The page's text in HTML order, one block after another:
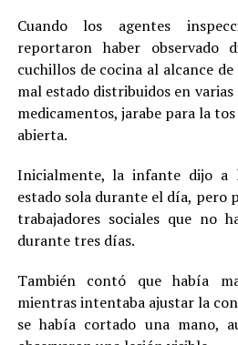
Cuando los agentes
reportaron haber observado
cuchillos de cocina al alcance
mal estado distribuidos en
medicamentos, jarabe para la
abierta.
Inicialmente, la infante dijo a
estado sola durante el día, pero
trabajadores sociales que no
durante tres días.
También contó que había
mientras intentaba ajustar la
se había cortado una mano,